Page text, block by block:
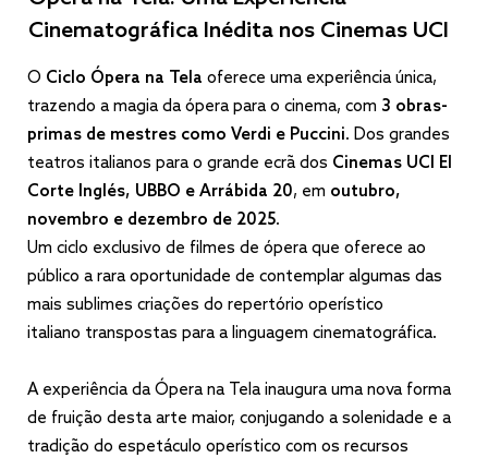
Cinematográfica Inédita nos Cinemas UCI
O Ciclo Ópera na Tela oferece uma experiência única,
trazendo a magia da ópera para o cinema, com 3 obras-
primas de mestres como Verdi e Puccini. Dos grandes
teatros italianos para o grande ecrã dos Cinemas UCI El
Corte Inglés, UBBO e Arrábida 20, em outubro,
novembro e dezembro de 2025.
Um ciclo exclusivo de filmes de ópera que oferece ao
público a rara oportunidade de contemplar algumas das
mais sublimes criações do repertório operístico
italiano transpostas para a linguagem cinematográfica.
A experiência da Ópera na Tela inaugura uma nova forma
de fruição desta arte maior, conjugando a solenidade e a
tradição do espetáculo operístico com os recursos